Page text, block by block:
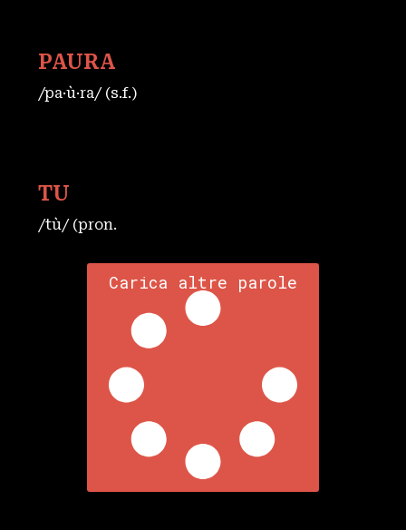
PAURA
/pa·ù·ra/ (s.f.)
TU
/tù/ (pron.
Carica altre parole